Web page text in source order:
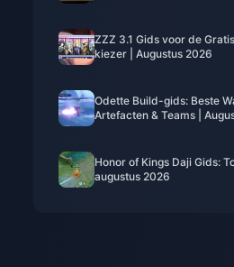
ZZZ 3.1 Gids voor de
kiezer | Augustus 2026
Odette Build-gids: Beste
Artefacten & Teams |
Honor of Kings Daji Gids:
augustus 2026